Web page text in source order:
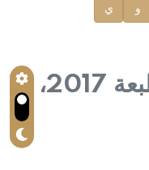
و ي
المجلد الثالث، طبعة 2017،